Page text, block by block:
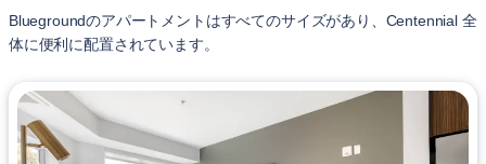
Bluegroundのアパートメントはすべてのサイズがあり、Centennial 全
体に便利に配置されています。